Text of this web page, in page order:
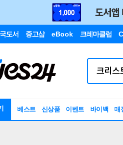
도서 중고샵 eBook 크레마클럽
베스트 신상품 이벤트 바이백 매